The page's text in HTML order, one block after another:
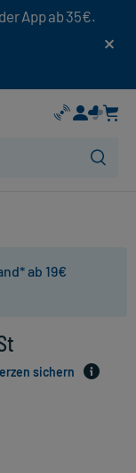
App ab 35€.
ab 19€
sichern